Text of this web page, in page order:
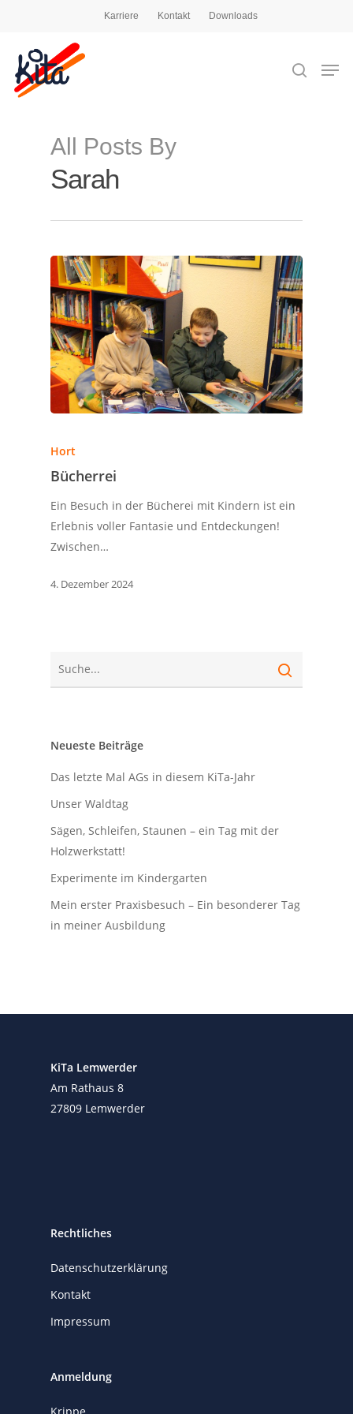
Karriere Kontakt Downloads
oder ESC, um zu schließen
All Posts By
Sarah
Hort
Bücherrei
Ein Besuch in der Bücherei mit Kindern ist ein
Erlebnis voller Fantasie und Entdeckungen!
Zwischen…
4. Dezember 2024
Neueste Beiträge
Das letzte Mal AGs in diesem KiTa-Jahr
Unser Waldtag
Sägen, Schleifen, Staunen – ein Tag mit der
Holzwerkstatt!
Experimente im Kindergarten
Mein erster Praxisbesuch – Ein besonderer Tag
in meiner Ausbildung
KiTa Lemwerder
Am Rathaus 8
27809 Lemwerder
Rechtliches
Datenschutzerklärung
Kontakt
Impressum
Anmeldung